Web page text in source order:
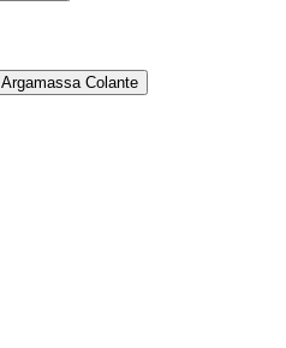
Argamassa Colante